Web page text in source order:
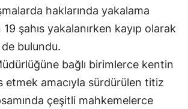
Gümüşhane
Hatay
Isparta
haklarında yakalama
şahıs yakalanırken kayıp olarak
bulundu.
bağlı birimlerce kentin
etmek amacıyla sürdürülen titiz
çeşitli mahkemelerce